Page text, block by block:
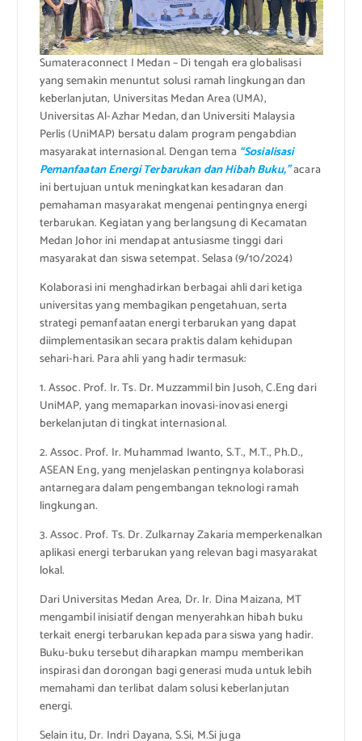
Sumateraconnect I Medan – Di tengah era globalisasi
yang semakin menuntut solusi ramah lingkungan dan
keberlanjutan, Universitas Medan Area (UMA),
Universitas Al-Azhar Medan, dan Universiti Malaysia
Perlis (UniMAP) bersatu dalam program pengabdian
masyarakat internasional. Dengan tema“Sosialisasi
Pemanfaatan Energi Terbarukan dan Hibah Buku,”acara
ini bertujuan untuk meningkatkan kesadaran dan
pemahaman masyarakat mengenai pentingnya energi
terbarukan. Kegiatan yang berlangsung di Kecamatan
Medan Johor ini mendapat antusiasme tinggi dari
masyarakat dan siswa setempat. Selasa (9/10/2024)
Kolaborasi ini menghadirkan berbagai ahli dari ketiga
universitas yang membagikan pengetahuan, serta
strategi pemanfaatan energi terbarukan yang dapat
diimplementasikan secara praktis dalam kehidupan
sehari-hari. Para ahli yang hadir termasuk:
1. Assoc. Prof. Ir. Ts. Dr. Muzzammil bin Jusoh, C.Eng dari
UniMAP, yang memaparkan inovasi-inovasi energi
berkelanjutan di tingkat internasional.
2. Assoc. Prof. Ir. Muhammad Iwanto, S.T., M.T., Ph.D.,
ASEAN Eng, yang menjelaskan pentingnya kolaborasi
antarnegara dalam pengembangan teknologi ramah
lingkungan.
3. Assoc. Prof. Ts. Dr. Zulkarnay Zakaria memperkenalkan
aplikasi energi terbarukan yang relevan bagi masyarakat
lokal.
Dari Universitas Medan Area, Dr. Ir. Dina Maizana, MT
mengambil inisiatif dengan menyerahkan hibah buku
terkait energi terbarukan kepada para siswa yang hadir.
Buku-buku tersebut diharapkan mampu memberikan
inspirasi dan dorongan bagi generasi muda untuk lebih
memahami dan terlibat dalam solusi keberlanjutan
energi.
Selain itu, Dr. Indri Dayana, S.Si, M.Si juga